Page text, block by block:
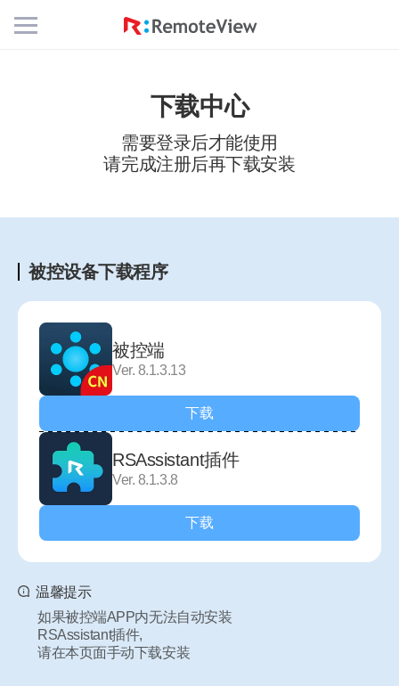
Mobile
下载中心
需要登录后才能使用
请完成注册后再下载安装
被控设备下载程序
被控端
Ver. 8.1.3.13
下载
RSAssistant插件
Ver. 8.1.3.8
下载
温馨提示
如果被控端APP内无法自动安装
RSAssistant插件,
请在本页面手动下载安装